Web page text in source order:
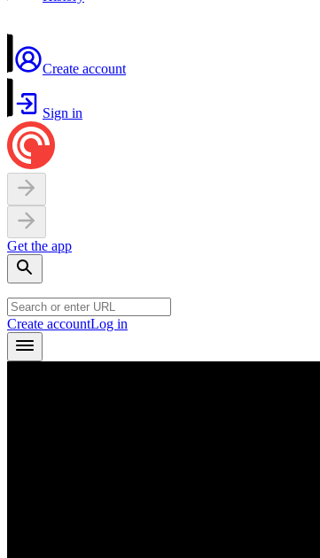
Create account
Sign in
Get the app
Create accountLog in